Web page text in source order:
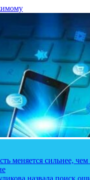
меняется сильнее,
назвала поиск